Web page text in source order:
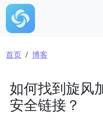
跳转到主要内容
面包屑
首页 博客
如何找到旋风
安全链接？